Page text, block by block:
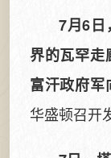
7月6日
界的瓦罕走
富汗政府军
华盛顿召开